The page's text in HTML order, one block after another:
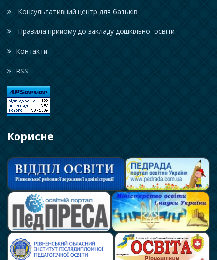
Консультативний центр для батьків
Правила прийому до закладу дошкільної освіти
Контакти
RSS
Корисне